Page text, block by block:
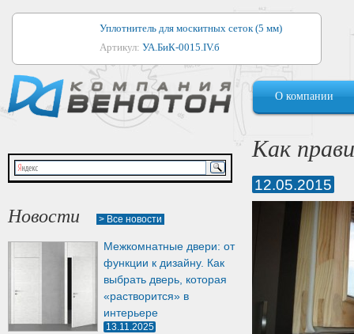
Уплотнитель для москитных сеток (5 мм)
Артикул: УА.БиК-0015.IV.б
Уплотнитель для алюминиевых окон
Артикул:1044
Уплотнитель для деревянных окон
Артикул:УМ.БиК-0062.IV.б
Уплотнитель лоджиевый для (4, 5, 6 мм)
Артикул:
О компании
Новости > Все новости
Межкомнатные двери: от
функции к дизайну. Как
выбрать дверь, которая
«растворится» в
интерьере
13.11.2025
Как
12.05.2015